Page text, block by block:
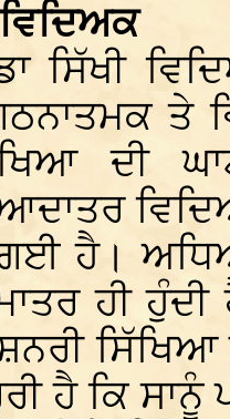
ਸਿੱਖੀ
ਤੇ
ਦੀ
ਹੈ।
ਹੀ
ਹੈ ਕਿ ਸਾਨੂੰ